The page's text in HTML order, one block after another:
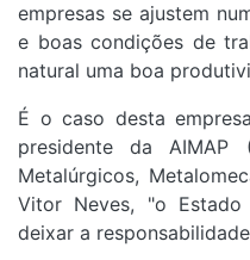
empresas se ajustem
e boas condições de
natural uma boa
É o caso desta
presidente da AIMAP
Metalúrgicos,
Vitor Neves, "o
deixar a